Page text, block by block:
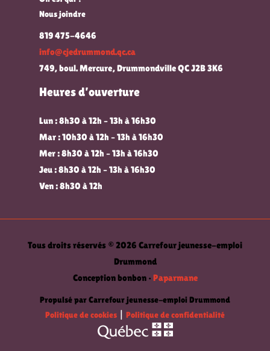
Nous joindre
819 475-4646
info@cjedrummond.qc.ca
749, boul. Mercure, Drummondville QC J2B 3K6
Heures d’ouverture
Lun : 8h30 à 12h – 13h à 16h30
Mar : 10h30 à 12h – 13h à 16h30
Mer : 8h30 à 12h – 13h à 16h30
Jeu : 8h30 à 12h – 13h à 16h30
Ven : 8h30 à 12h
Tous droits réservés © 2026 Carrefour jeunesse-emploi
Drummond
Conception bonbon • Paparmane
Propulsé par Carrefour jeunesse-emploi Drummond
Politique de cookies
Politique de confidentialité